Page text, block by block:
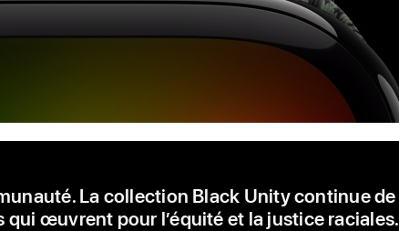
La collection Black Unity continue de
œuvrent pour l’équité et la justice raciales.